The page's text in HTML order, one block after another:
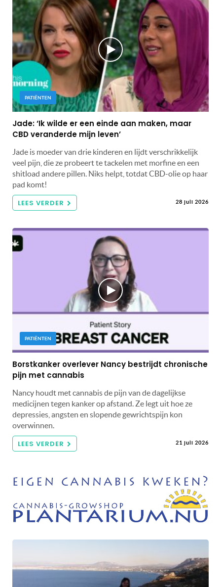
PATIËNTEN
Jade: ‘Ik wilde er een einde aan maken, maar
CBD veranderde mijn leven’
Jade is moeder van drie kinderen en lijdt verschrikkelijk
veel pijn, die ze probeert te tackelen met morfine en een
shitload andere pillen. Niks helpt, totdat CBD-olie op haar
pad komt!
LEES VERDER 28 juli 2026
PATIËNTEN
Borstkanker overlever Nancy bestrijdt chronische
pijn met cannabis
Nancy houdt met cannabis de pijn van de dagelijkse
medicijnen tegen kanker op afstand. Ze legt uit hoe ze
depressies, angsten en slopende gewrichtspijn kon
overwinnen.
LEES VERDER 21 juli 2026